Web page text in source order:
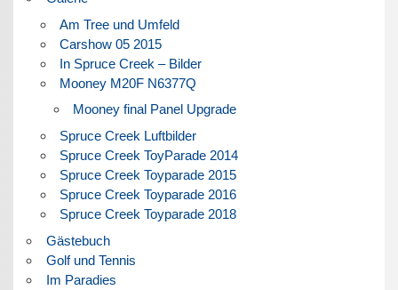
Am Tree und Umfeld
Carshow 05 2015
In Spruce Creek – Bilder
Mooney M20F N6377Q
Mooney final Panel Upgrade
Spruce Creek Luftbilder
Spruce Creek ToyParade 2014
Spruce Creek Toyparade 2015
Spruce Creek Toyparade 2016
Spruce Creek Toyparade 2018
Gästebuch
Golf und Tennis
Im Paradies